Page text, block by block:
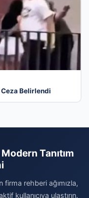
Belirlendi
Tanıtım
firma rehberi ağımızla,
kullanıcıya ulaştırın.